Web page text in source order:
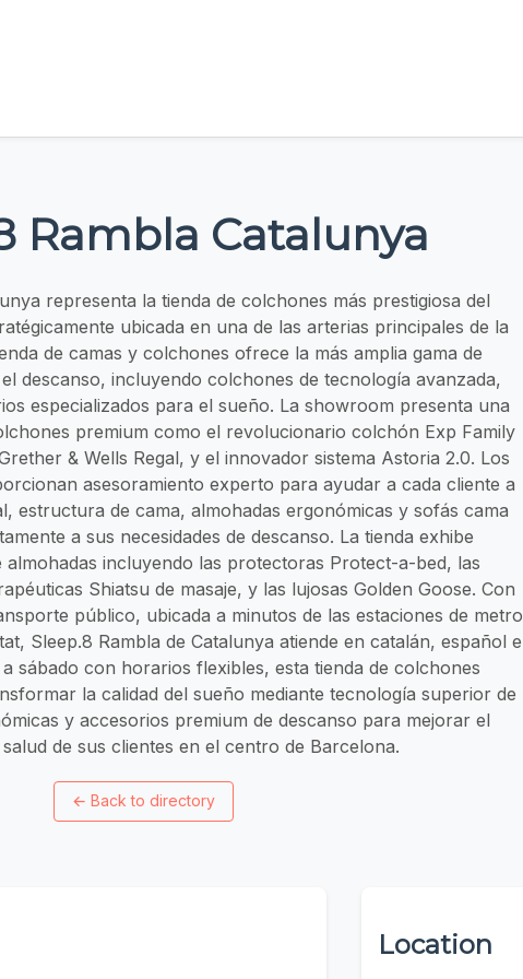
Rambla Catalunya
representa la tienda de colchones más prestigiosa del
ubicada en una de las arterias principales de la
de camas y colchones ofrece la más amplia gama de
descanso, incluyendo colchones de tecnología avanzada,
especializados para el sueño. La showroom presenta una
premium como el revolucionario colchón Exp Family
& Wells Regal, y el innovador sistema Astoria 2.0. Los
asesoramiento experto para ayudar a cada cliente a
estructura de cama, almohadas ergonómicas y sofás cama
a sus necesidades de descanso. La tienda exhibe
almohadas incluyendo las protectoras Protect-a-bed, las
Shiatsu de masaje, y las lujosas Golden Goose. Con
público, ubicada a minutos de las estaciones de metro
Sleep.8 Rambla de Catalunya atiende en catalán, español e
sábado con horarios flexibles, esta tienda de colchones
la calidad del sueño mediante tecnología superior de
y accesorios premium de descanso para mejorar el
de sus clientes en el centro de Barcelona.
← Back to directory
Location